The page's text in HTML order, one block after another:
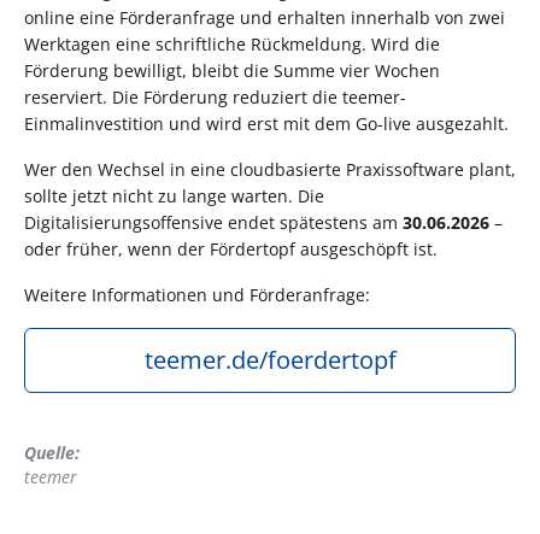
online eine Förderanfrage und erhalten innerhalb von zwei
Werktagen eine schriftliche Rückmeldung. Wird die
Förderung bewilligt, bleibt die Summe vier Wochen
reserviert. Die Förderung reduziert die teemer-
Einmalinvestition und wird erst mit dem Go-live ausgezahlt.
Wer den Wechsel in eine cloudbasierte Praxissoftware plant,
sollte jetzt nicht zu lange warten. Die
Digitalisierungsoffensive endet spätestens am 30.06.2026 –
oder früher, wenn der Fördertopf ausgeschöpft ist.
Weitere Informationen und Förderanfrage:
teemer.de/foerdertopf
Quelle:
teemer